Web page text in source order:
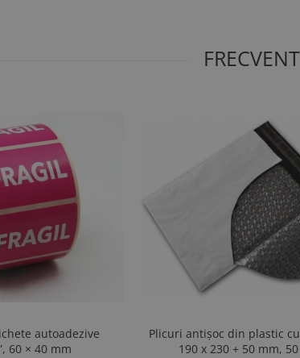
autoadezive
60 × 40 mm
Plicuri antișoc din plastic
190 x 230 + 50 mm,